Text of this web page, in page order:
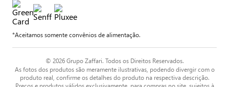
*Aceitamos somente convênios de alimentação.
© 2026 Grupo Zaffari. Todos os Direitos Reservados.
As fotos dos produtos são meramente ilustrativas, podendo divergir com o
produto real, confirme os detalhes do produto na respectiva descrição.